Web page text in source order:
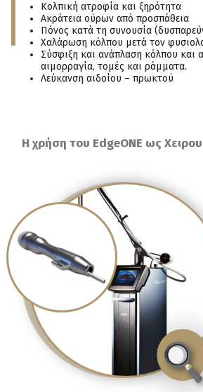
Κολπική ατροφία και ξηρότητα
Ακράτεια ούρων από προσπάθεια
Πόνος κατά τη συνουσία
Χαλάρωση κόλπου μετά τον
Σύσφιξη και ανάπλαση κόλπου και
αιμορραγία, τομές και ράμματα.
Λεύκανση αιδοίου – πρωκτού
Η χρήση του EdgeONE ως